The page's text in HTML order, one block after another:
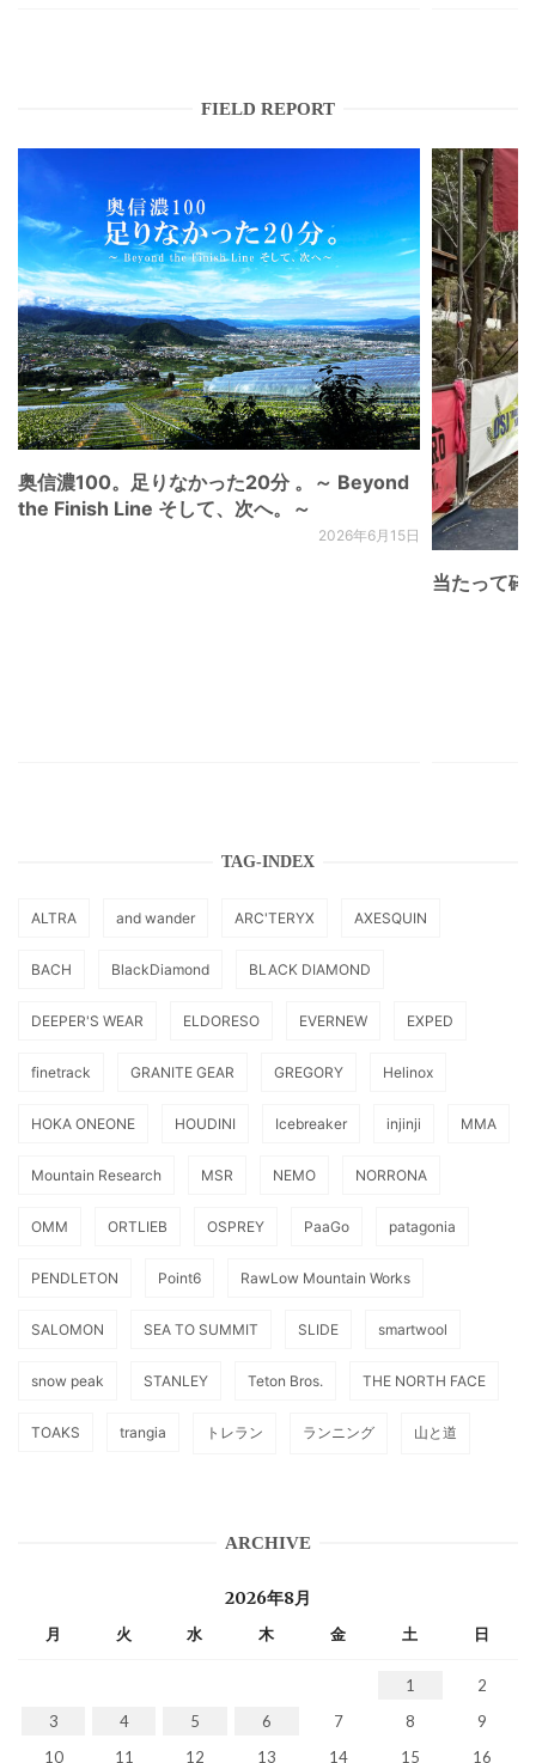
FIELD REPORT
奥信濃100。足りなかった20分 。～ Beyond
the Finish Line そして、次へ。～
2026年6月15日
当たって砕
TAG-INDEX
ALTRA and wander ARC'TERYX AXESQUIN
BACH BlackDiamond BLACK DIAMOND
DEEPER'S WEAR ELDORESO EVERNEW EXPED
finetrack GRANITE GEAR GREGORY Helinox
HOKA ONEONE HOUDINI Icebreaker injinji MMA
Mountain Research MSR NEMO NORRONA
OMM ORTLIEB OSPREY PaaGo patagonia
PENDLETON Point6 RawLow Mountain Works
SALOMON SEA TO SUMMIT SLIDE smartwool
snow peak STANLEY Teton Bros. THE NORTH FACE
TOAKS trangia トレラン ランニング 山と道
ARCHIVE
2026年8月
月 火 水 木 金 土 日
1
2
3
4 5 6 7 8
9
10
11 12 13 14 15 16